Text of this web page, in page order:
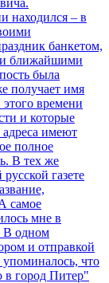
находился – в
банкетом,
ближайшими
была
получает имя
времени
и которые
адреса имеют
полное
В тех же
газете
самое
мне в
В одном
и отправкой
что
в город Питер"